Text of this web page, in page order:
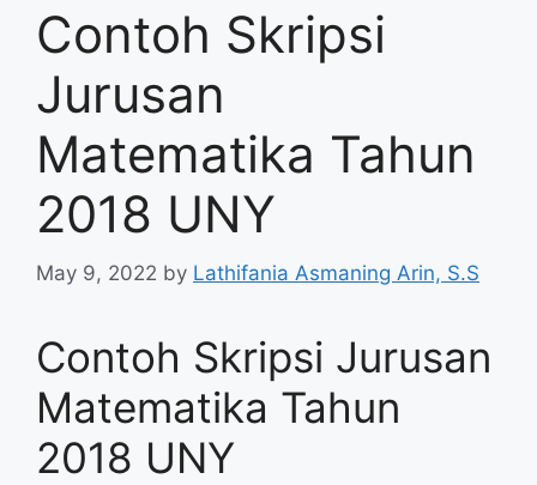
Contoh Skripsi
Jurusan
Matematika Tahun
2018 UNY
May 9, 2022 by Lathifania Asmaning Arin, S.S
Contoh Skripsi Jurusan
Matematika Tahun
2018 UNY